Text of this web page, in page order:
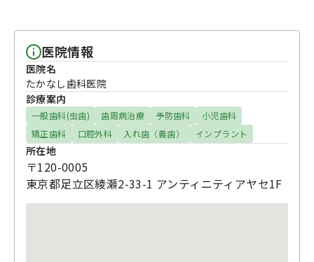
医院情報
医院名
たかなし歯科医院
診療案内
一般歯科(虫歯) 歯周病治療 予防歯科
小児歯科
矯正歯科
口腔外科 入れ歯（義歯） インプラント
所在地
〒120-0005
東京都足立区綾瀬2-33-1 アンティニティアヤセ1F